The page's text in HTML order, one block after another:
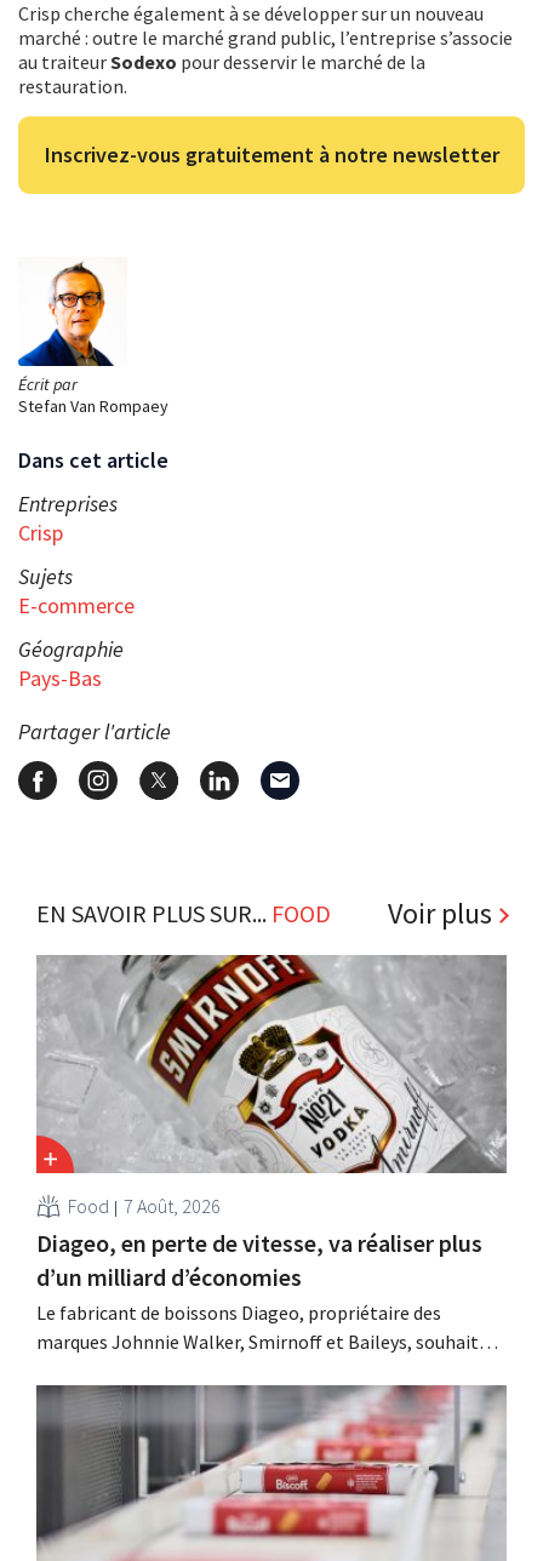
Écrit par
Stefan Van Rompaey
Dans cet article
Entreprises
Crisp
Sujets
E-commerce
Géographie
Pays-Bas
Partager l'article
Crisp cherche également à se développer sur un nouveau
marché : outre le marché grand public, l’entreprise s’associe
au traiteurSodexo pour desservir le marché de la
restauration.
Inscrivez-vous gratuitement à notre newsletter
EN SAVOIR PLUS SUR... FOOD Voir plus
Food 7 Août, 2026
Diageo, en perte de vitesse, va réaliser plus
d’un milliard d’économies
Le fabricant de boissons Diageo, propriétaire des
marques Johnnie Walker, Smirnoff et Baileys, souhaite,
considérablement ses coûts tout en investissant dans la
croissance, notamment pour Guinness et les cocktails
prêts à boire.